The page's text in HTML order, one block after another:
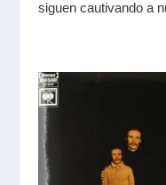
siguen cautivando a